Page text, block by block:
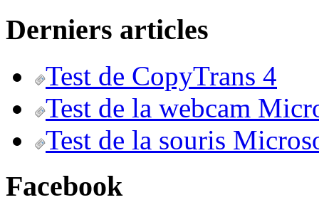
Derniers articles
Test de CopyTrans 4
Test de la webcam
Test de la souris
Facebook